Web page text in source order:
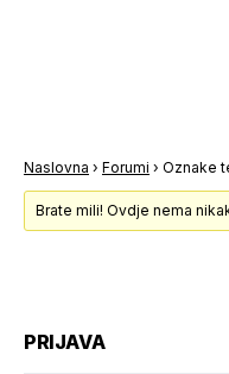
Naslovna › Forumi › Oznake
Brate mili! Ovdje nema
PRIJAVA